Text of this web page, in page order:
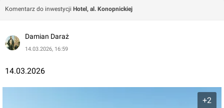
Komentarz do inwestycji Hotel, al. Konopnickiej
Damian Daraż
14.03.2026, 16:59
14.03.2026
+2